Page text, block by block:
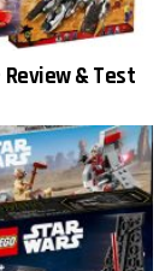
Review & Test